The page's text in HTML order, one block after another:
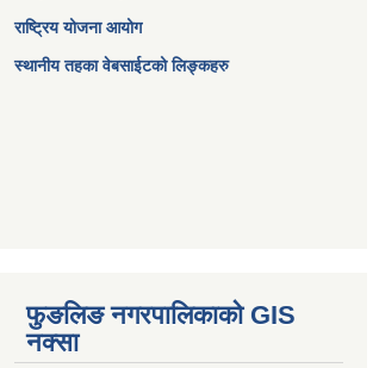
राष्ट्रिय योजना आयोग
स्थानीय तहका वेबसाईटको लिङ्कहरु
फुङलिङ नगरपालिकाको GIS
नक्सा